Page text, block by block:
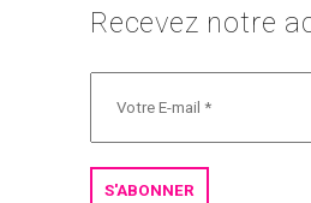
Recevez notre